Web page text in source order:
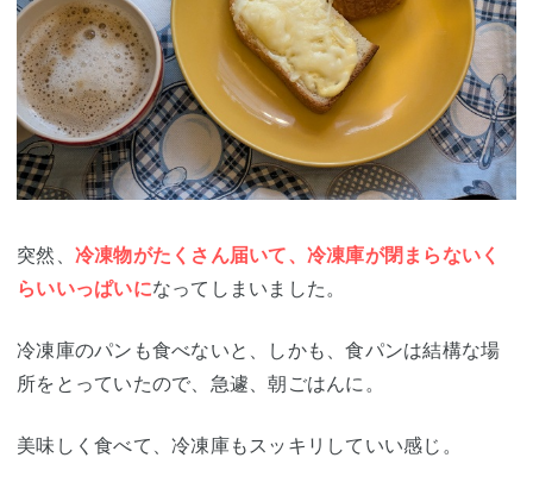
突然、 冷凍物がたくさん届いて、冷凍庫が閉まらないく
らいいっぱいになってしまいました。
冷凍庫のパンも食べないと、しかも、食パンは結構な場
所をとっていたので、急遽、朝ごはんに。
美味しく食べて、冷凍庫もスッキリしていい感じ。